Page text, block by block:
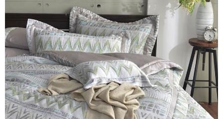
購買商品的店家。未經商家同意取消之訂單仍視為有效，需透過AFTEE先享
後付繳納相關費用。
※ 交易是否成功請以「AFTEE先享後付 」之結帳頁面顯示為準，若有關於
是否繳費成功／繳費後需取消欲退款等相關疑問，請聯繫「AFTEE先享後付
客戶支援中心」https://netprotections.freshdesk.com/support/home
【注意事項】
１．透過由恩沛科技股份有限公司提供之「AFTEE先享後付」服務完成之交
易，需依本服務之必要範圍內提供個人資料，並將交易相關給付款項請求債
權轉讓予恩沛科技股份有限公司。
２．關於個人資料處理事宜，請瀏覽以下網址：
https://aftee.tw/terms/#terms3
３．未成年的使用者請事先徵得法定代理人或監護人之同意方可使用